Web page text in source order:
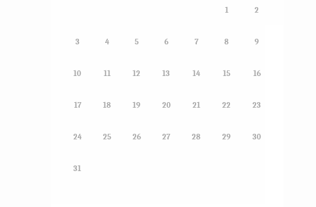
1 2
3 4 5 6 7 8 9
10 11 12 13 14 15 16
17 18 19 20 21 22 23
24 25 26 27 28 29 30
31